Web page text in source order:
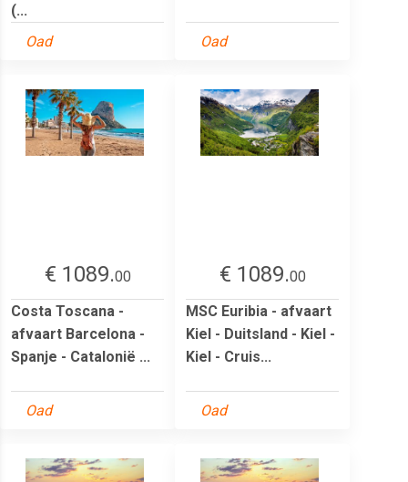
(...
Oad
Oad
€ 1089.00
Costa Toscana -
afvaart Barcelona -
Spanje - Catalonië ...
Oad
€ 1089.00
MSC Euribia - afvaart
Kiel - Duitsland - Kiel -
Kiel - Cruis...
Oad